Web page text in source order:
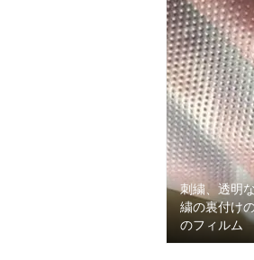
刺繍、透明
繍の裏付け
のフィルム